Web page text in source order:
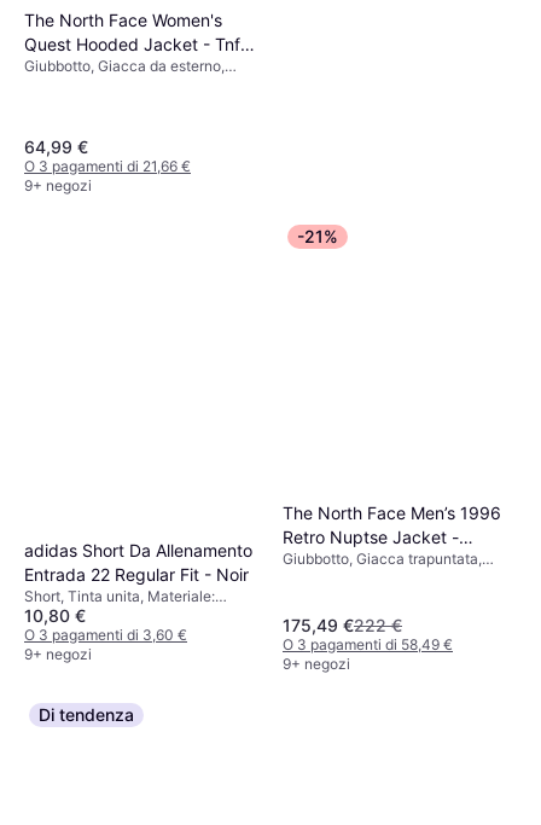
The North Face Women's
Quest Hooded Jacket - Tnf
Black/Foil Grey
Giubbotto, Giacca da esterno,
64,99 €
O 3 pagamenti di 21,66 €
9+ negozi
Jack & Jones Glenn Original
adidas Short Da Allenamento
Entrada 22 Regular Fit - Noir
Short, Tinta unita, Materiale:
Poliestere, Idrorepellente,
Traspirante, Tasche
10,80 €
O 3 pagamenti di 3,60 €
9+ negozi
-21%
The North Face Men’s 1996
Retro Nuptse Jacket -
Recycled TNF Black/NPF
Giubbotto, Giacca trapuntata,
Cappuccio Staccabile,
Traspirante, Resistente al vento,
Cappuccio, Idrorepellente
175,49 €222 €
O 3 pagamenti di 58,49 €
9+ negozi
Di tendenza